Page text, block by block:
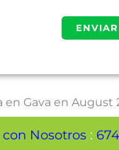
en Gava en August
Nosotros :